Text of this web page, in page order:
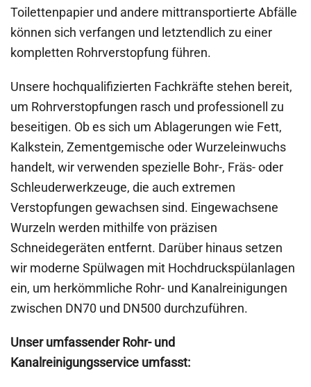
Toilettenpapier und andere mittransportierte Abfälle
können sich verfangen und letztendlich zu einer
kompletten Rohrverstopfung führen.
Unsere hochqualifizierten Fachkräfte stehen bereit,
um Rohrverstopfungen rasch und professionell zu
beseitigen. Ob es sich um Ablagerungen wie Fett,
Kalkstein, Zementgemische oder Wurzeleinwuchs
handelt, wir verwenden spezielle Bohr-, Fräs- oder
Schleuderwerkzeuge, die auch extremen
Verstopfungen gewachsen sind. Eingewachsene
Wurzeln werden mithilfe von präzisen
Schneidegeräten entfernt. Darüber hinaus setzen
wir moderne Spülwagen mit Hochdruckspülanlagen
ein, um herkömmliche Rohr- und Kanalreinigungen
zwischen DN70 und DN500 durchzuführen.
Unser umfassender Rohr- und
Kanalreinigungsservice umfasst: